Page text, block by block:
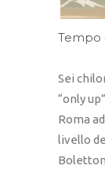
Tempo
Sei
“only
Roma
livello